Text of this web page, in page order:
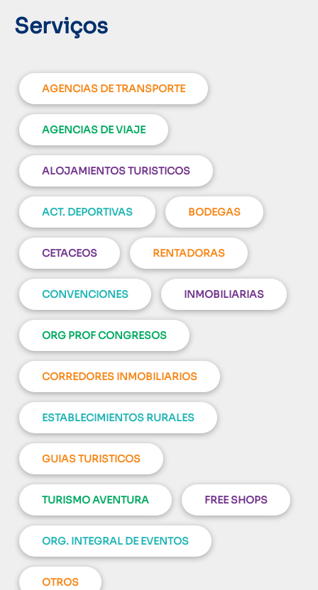
Serviços
AGENCIAS DE TRANSPORTE
AGENCIAS DE VIAJE
ALOJAMIENTOS TURISTICOS
ACT. DEPORTIVAS BODEGAS
CETACEOS RENTADORAS
CONVENCIONES INMOBILIARIAS
ORG PROF CONGRESOS
CORREDORES INMOBILIARIOS
ESTABLECIMIENTOS RURALES
GUIAS TURISTICOS
TURISMO AVENTURA FREE SHOPS
ORG. INTEGRAL DE EVENTOS
OTROS